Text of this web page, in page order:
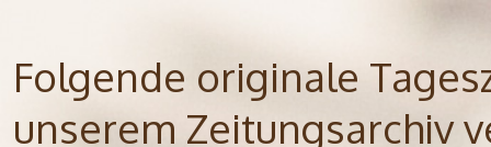
Folgende originale
unserem Zeitungsarchiv